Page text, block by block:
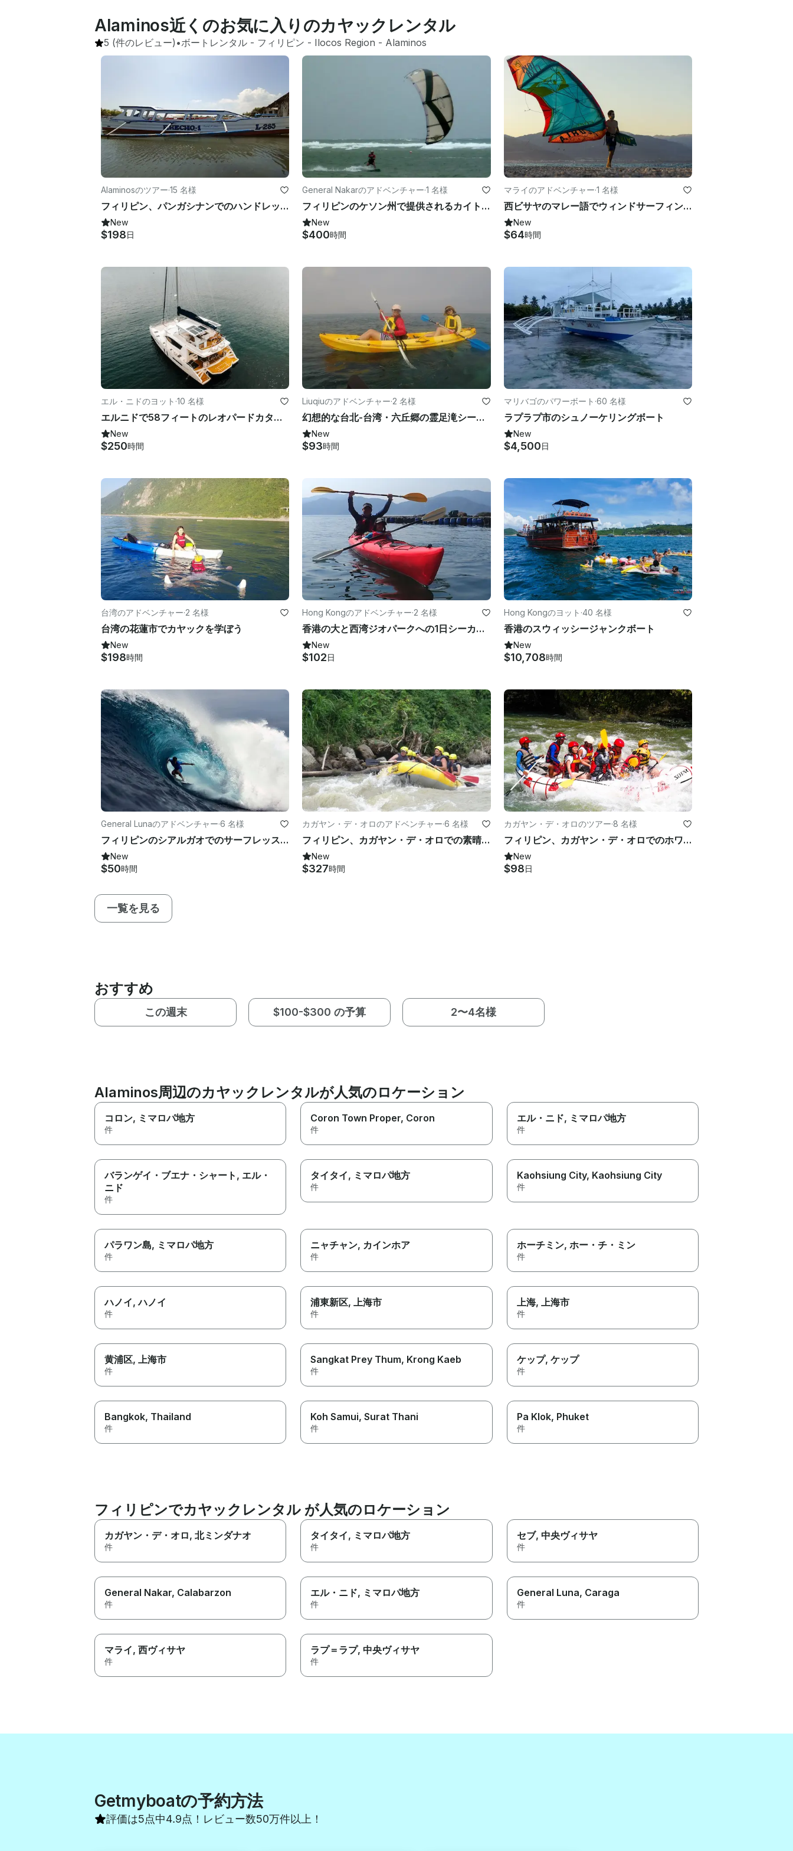
Alaminos近くのお気に入りのカヤックレンタル
5 (件のレビュー) •ボートレンタル - フィリピン - Ilocos Region - Alaminos
Alaminosのツアー·15 名様
フィリピン、パンガシナンでのハンドレッドアイランズボートツアー
New
$198日
General Nakarのアドベンチャー·1 名様
フィリピンのケソン州で提供されるカイトサーフィンコース
New
$400時間
マライのアドベンチャー·1 名様
西ビサヤのマレー語でウィンドサーフィンを学ぼう
New
$64時間
エル・ニドのヨット ·10 名様
エルニドで58フィートのレオパードカタマランに乗って海に出よう
New
$250時間
Liuqiuのアドベンチャー·2 名様
幻想的な台北-台湾・六丘郷の霊足滝シークレットショートカヤックツアー
New
$93時間
マリバゴのパワーボート ·60 名様
ラプラプ市のシュノーケリングボート
New
$4,500日
台湾のアドベンチャー·2 名様
台湾の花蓮市でカヤックを学ぼう
New
$198時間
Hong Kongのアドベンチャー·2 名様
香港の大と西湾ジオパークへの1日シーカヤックツアー
New
$102日
Hong Kongのヨット ·40 名様
香港のスウィッシージャンクボート
New
$10,708時間
General Lunaのアドベンチャー·6 名様
フィリピンのシアルガオでのサーフレッスン！
New
$50時間
カガヤン・デ・オロのアドベンチャー·6 名様
フィリピン、カガヤン・デ・オロでの素晴らしいラフティングツアー
New
$327時間
カガヤン・デ・オロのツアー·8 名様
フィリピン、カガヤン・デ・オロでのホワイトウォーター・ラフティング
New
$98日
一覧を見る
おすすめ
この週末 $100-$300 の予算 2〜4名様
Alaminos周辺のカヤックレンタルが人気のロケーション
コロン, ミマロパ地方
件
Coron Town Proper, Coron
件
エル・ニド, ミマロパ地方
件
バランゲイ・ブエナ・シャート , エル・
ニド
件
タイタイ, ミマロパ地方
件
Kaohsiung City, Kaohsiung City
件
パラワン島, ミマロパ地方
件
ニャチャン, カインホア
件
ホーチミン, ホー・チ・ミン
件
ハノイ, ハノイ
件
浦東新区, 上海市
件
上海, 上海市
件
黄浦区, 上海市
件
Sangkat Prey Thum, Krong Kaeb
件
ケップ, ケップ
件
Bangkok, Thailand
件
Koh Samui, Surat Thani
件
Pa Klok, Phuket
件
フィリピンでカヤックレンタル が人気のロケーション
カガヤン・デ・オロ, 北ミンダナオ
件
タイタイ, ミマロパ地方
件
セブ, 中央ヴィサヤ
件
General Nakar, Calabarzon
件
エル・ニド, ミマロパ地方
件
General Luna, Caraga
件
マライ, 西ヴィサヤ
件
ラプ＝ラプ, 中央ヴィサヤ
件
Getmyboatの予約方法
評価は5点中4.9点！レビュー数50万件以上！